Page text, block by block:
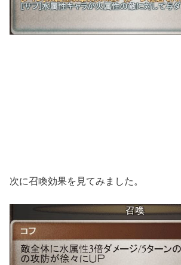
次に召喚効果を見てみました。